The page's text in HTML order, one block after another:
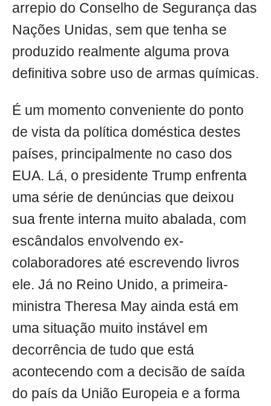
arrepio do Conselho de Segurança das
Nações Unidas, sem que tenha se
produzido realmente alguma prova
definitiva sobre uso de armas químicas.
É um momento conveniente do ponto
de vista da política doméstica destes
países, principalmente no caso dos
EUA. Lá, o presidente Trump enfrenta
uma série de denúncias que deixou
sua frente interna muito abalada, com
escândalos envolvendo ex-
colaboradores até escrevendo livros
ele. Já no Reino Unido, a primeira-
ministra Theresa May ainda está em
uma situação muito instável em
decorrência de tudo que está
acontecendo com a decisão de saída
do país da União Europeia e a forma